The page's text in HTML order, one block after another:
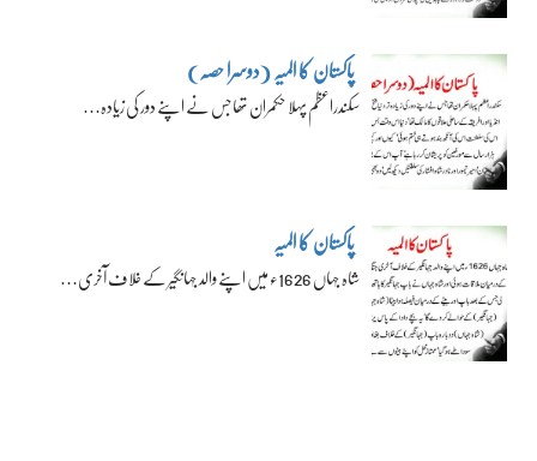
پاکستان کا المیہ (دوسرا حصہ)
سکندراعظم پہلا حکمران تھا جس نے اپنے دور کی زیادہ…
پاکستان کا المیہ
شاہ جہاں 1626ء میں اپنے والد جہانگیر کے خلاف آخری…